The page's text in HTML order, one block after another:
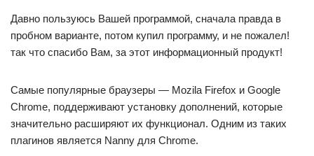
Давно пользуюсь Вашей программой, сначала правда в
пробном варианте, потом купил программу, и не пожалел!
так что спасибо Вам, за этот информационный продукт!
Самые популярные браузеры — Mozila Firefox и Google
Chrome, поддерживают установку дополнений, которые
значительно расширяют их функционал. Одним из таких
плагинов является Nanny для Chrome.